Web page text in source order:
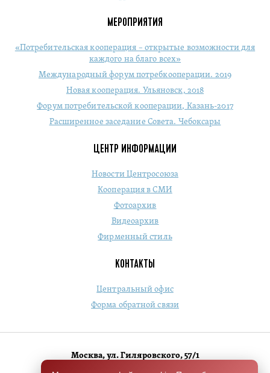
МЕРОПРИЯТИЯ
«Потребительская кооперация – открытые возможности для
каждого на благо всех»
Международный форум потребкооперации. 2019
Новая кооперация. Ульяновск, 2018
Форум потребительской кооперации, Казань-2017
Расширенное заседание Совета. Чебоксары
ЦЕНТР ИНФОРМАЦИИ
Новости Центросоюза
Кооперация в СМИ
Фотоархив
Видеоархив
Фирменный стиль
КОНТАКТЫ
Центральный офис
Форма обратной связи
Москва, ул. Гиляровского, 57/1
+7 (495) 684-1803